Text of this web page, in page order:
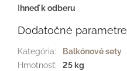
hneď k odberu
Dodatočné parametre
Kategória:
Balkónové sety
Hmotnosť: 25 kg